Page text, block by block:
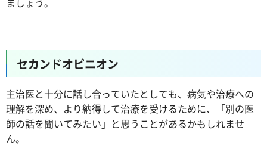
セカンドオピニオン
主治医と十分に話し合っていたとしても、病気や治療への
理解を深め、より納得して治療を受けるために、「別の医
師の話を聞いてみたい」と思うことがあるかもしれませ
ん。